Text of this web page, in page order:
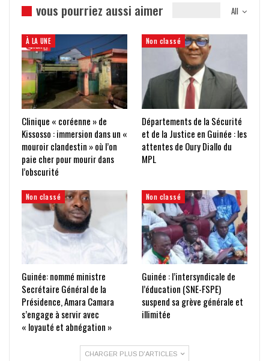
All
vous pourriez aussi aimer
À LA UNE
Clinique « coréenne » de
Kissosso : immersion dans un «
mouroir clandestin » où l’on
paie cher pour mourir dans
l’obscurité
Non classé
Départements de la Sécurité
et de la Justice en Guinée : les
attentes de Oury Diallo du
MPL
Non classé
Guinée: nommé ministre
Secrétaire Général de la
Présidence, Amara Camara
s’engage à servir avec
« loyauté et abnégation »
Non classé
Guinée : l’intersyndicale de
l’éducation (SNE-FSPE)
suspend sa grève générale et
illimitée
CHARGER PLUS D'ARTICLES